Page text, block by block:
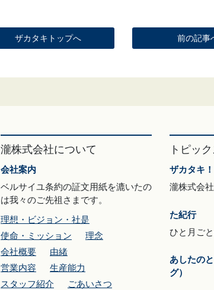
ザカタキトップへ 前の記事
瀧株式会社について
会社案内
ベルサイユ条約の証文用紙を漉いたの
は我々のご先祖さまです。
理想・ビジョン・社是
使命・ミッション
理念
会社概要
由緒
営業内容
生産能力
スタッフ紹介
ごあいさつ
トピック
ザカタキ
瀧株式会
た紀行
ひと月ご
あしたの
グ）